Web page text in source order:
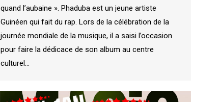
quand l’aubaine ». Phaduba est un jeune artiste
Guinéen qui fait du rap. Lors de la célébration de la
journée mondiale de la musique, il a saisi l’occasion
pour faire la dédicace de son album au centre
culturel…